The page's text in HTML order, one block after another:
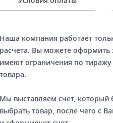
Наша компания работает
расчета. Вы можете оформить
имеют ограничения по
товара.
Мы выставляем счет,
выбрать товар, после чего с